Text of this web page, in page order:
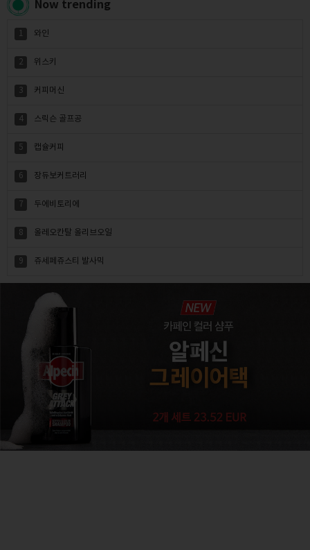
Now trending
1 와인
2 위스키
3 커피머신
4 스릭슨 골프공
5 캡슐커피
6 장듀보커트러리
7 두에비토리에
8 올레오칸탈 올리브오일
9 쥬세페쥬스티 발사믹